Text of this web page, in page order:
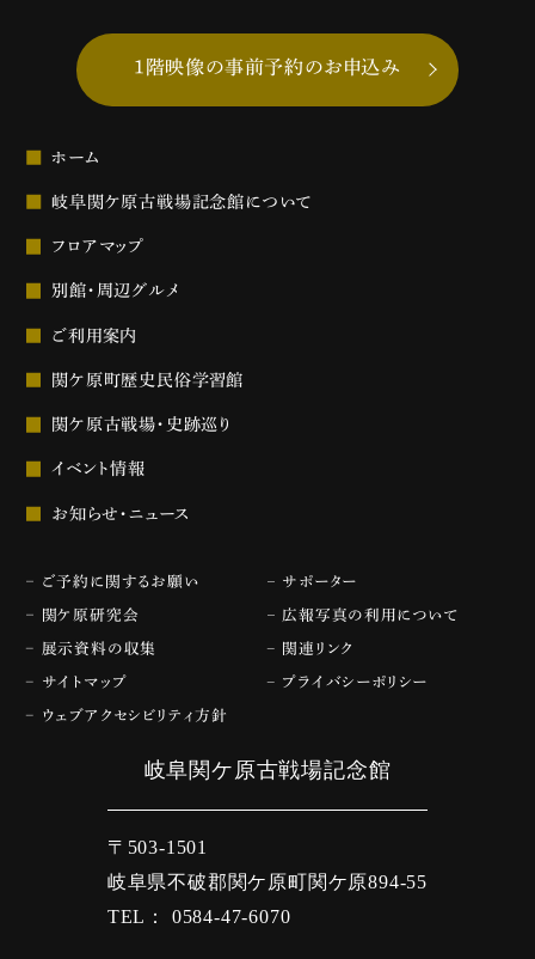
1階映像の事前予約のお申込み
ホーム
岐阜関ケ原古戦場記念館について
フロアマップ
別館・周辺グルメ
ご利用案内
関ケ原町歴史民俗学習館
関ケ原古戦場・史跡巡り
イベント情報
お知らせ・ニュース
ご予約に関するお願い サポーター
関ケ原研究会 広報写真の利用について
展示資料の収集 関連リンク
サイトマップ プライバシーポリシー
ウェブアクセシビリティ方針
岐阜関ケ原古戦場記念館
〒503-1501
岐阜県不破郡関ケ原町関ケ原894-55
TEL： 0584-47-6070